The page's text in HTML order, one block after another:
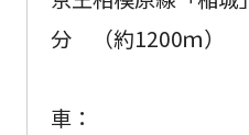
分 （約1200ｍ）
車：